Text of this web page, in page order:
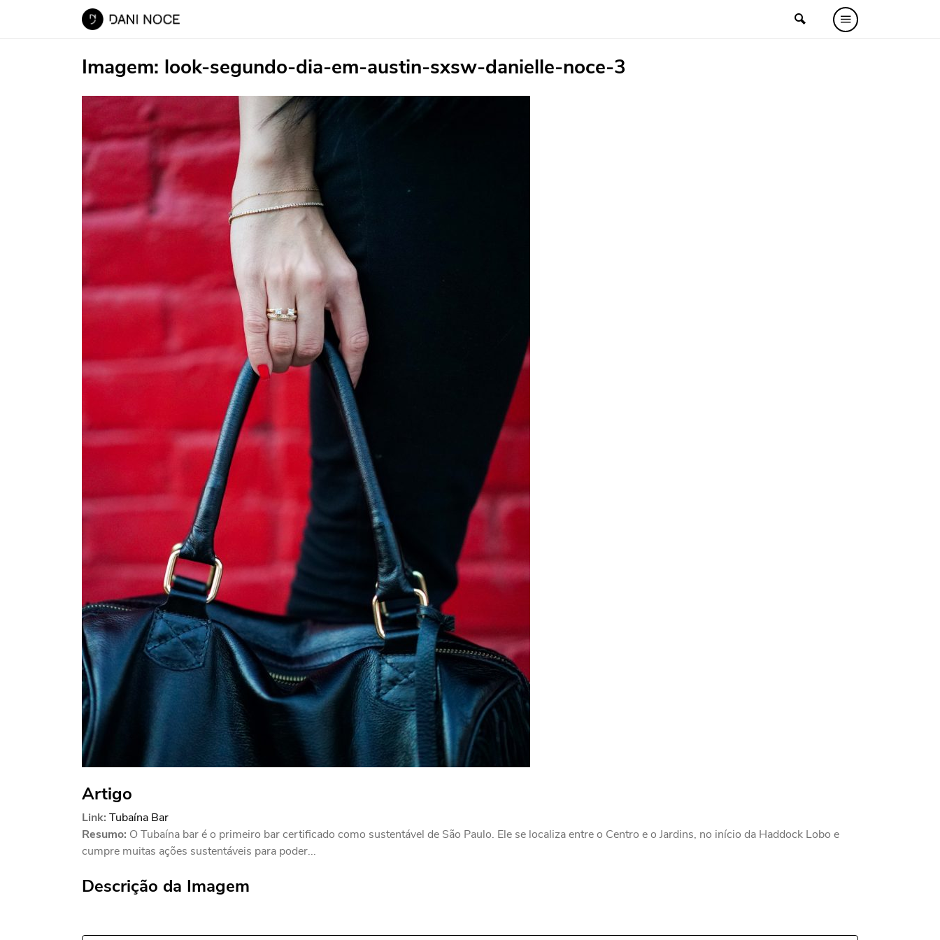
Imagem: look-segundo-dia-em-austin-sxsw-danielle-noce-3
Artigo
Link: Tubaína Bar
Resumo: O Tubaína bar é o primeiro bar certificado como sustentável de São Paulo. Ele se localiza entre o Centro e o Jardins, no início da Haddock Lobo e
cumpre muitas ações sustentáveis para poder...
Descrição da Imagem